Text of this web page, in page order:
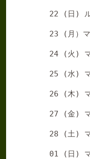
22 ( 日 )
23 ( 月）
24 (火 )
25 (水)
26 (木)
27 (金)
28 (土 )
01 ( 日 )